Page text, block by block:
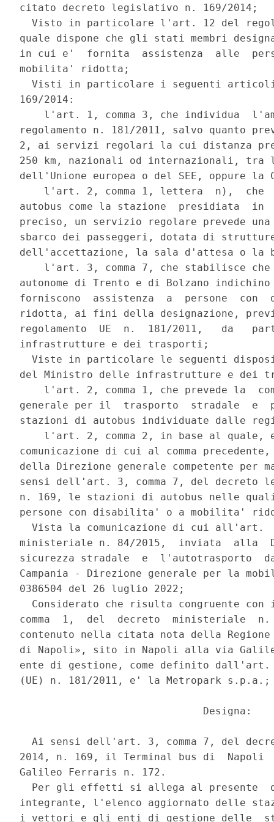
citato decreto legislativo n. 169/2014;
Visto in particolare l'art. 12 del
quale dispone che gli stati membri
in cui e'  fornita  assistenza  alle
mobilita' ridotta;
Visti in particolare i seguenti
169/2014:
l'art. 1, comma 3, che individua
regolamento n. 181/2011, salvo quanto
2, ai servizi regolari la cui distanza
250 km, nazionali od internazionali,
dell'Unione europea o del SEE, oppure
l'art. 2, comma 1, lettera  n),  che
autobus come la stazione  presidiata  in
preciso, un servizio regolare prevede
sbarco dei passeggeri, dotata di
dell'accettazione, la sala d'attesa o
l'art. 3, comma 7, che stabilisce
autonome di Trento e di Bolzano
forniscono  assistenza  a  persone
ridotta, ai fini della designazione,
regolamento  UE  n.  181/2011,   da
infrastrutture e dei trasporti;
Viste in particolare le seguenti
del Ministro delle infrastrutture e dei
l'art. 2, comma 1, che prevede la
generale per il  trasporto  stradale  e
stazioni di autobus individuate dalle
l'art. 2, comma 2, in base al quale,
comunicazione di cui al comma
della Direzione generale competente per
sensi dell'art. 3, comma 7, del decreto
n. 169, le stazioni di autobus nelle
persone con disabilita' o a mobilita'
Vista la comunicazione di cui all'art.
ministeriale n. 84/2015,  inviata  alla
sicurezza stradale  e  l'autotrasporto
Campania - Direzione generale per la
0386504 del 26 luglio 2022;
Considerato che risulta congruente con
comma  1,  del  decreto  ministeriale  n.
contenuto nella citata nota della Regione
di Napoli», sito in Napoli alla via
ente di gestione, come definito
(UE) n. 181/2011, e' la Metropark
                              Designa:
Ai sensi dell'art. 3, comma 7, del
2014, n. 169, il Terminal bus di
Galileo Ferraris n. 172.
Per gli effetti si allega al presente
integrante, l'elenco aggiornato delle
i vettori e gli enti di gestione delle